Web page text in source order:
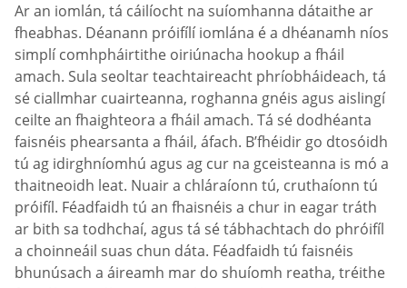
Ar an iomlán, tá cáilíocht na suíomhanna dátaithe ar
fheabhas. Déanann próifílí iomlána é a dhéanamh níos
simplí comhpháirtithe oiriúnacha hookup a fháil
amach. Sula seoltar teachtaireacht phríobháideach, tá
sé ciallmhar cuairteanna, roghanna gnéis agus aislingí
ceilte an fhaighteora a fháil amach. Tá sé dodhéanta
faisnéis phearsanta a fháil, áfach. B’fhéidir go dtosóidh
tú ag idirghníomhú agus ag cur na gceisteanna is mó a
thaitneoidh leat. Nuair a chláraíonn tú, cruthaíonn tú
próifíl. Féadfaidh tú an fhaisnéis a chur in eagar tráth
ar bith sa todhchaí, agus tá sé tábhachtach do phróifíl
a choinneáil suas chun dáta. Féadfaidh tú faisnéis
bhunúsach a áireamh mar do shuíomh reatha, tréithe